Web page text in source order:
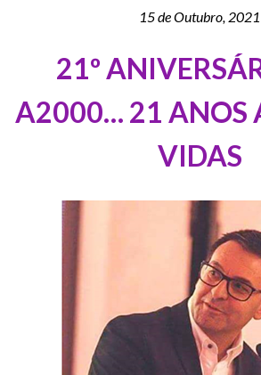
15 de Outubro, 2021
21º
A2000… 21 ANOS
VIDAS